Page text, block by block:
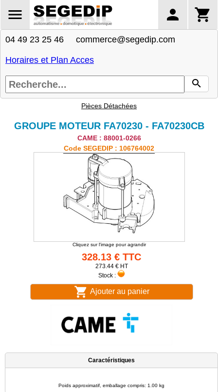
04 49 23 25 46 commerce@segedip.com
Horaires et Plan Acces
Pièces Détachées
GROUPE MOTEUR FA70230 - FA70230CB
CAME : 88001-0266
Code SEGEDIP : 106764002
Cliquez sur l'image pour agrandir
328.13 € TTC
273.44 € HT
Stock :
Ajouter au panier
Caractéristiques
Poids approximatif, emballage compris: 1.00 kg